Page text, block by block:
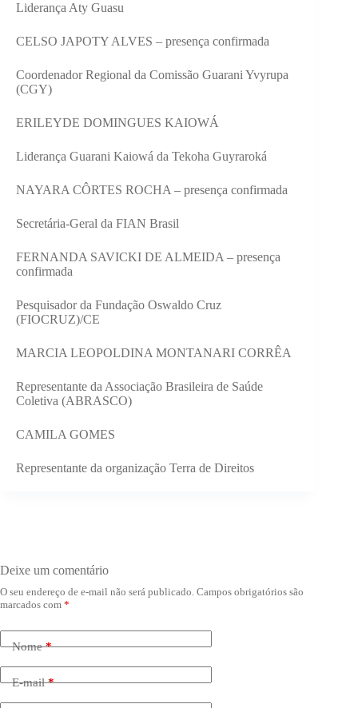
Liderança Aty Guasu
CELSO JAPOTY ALVES – presença confirmada
Coordenador Regional da Comissão Guarani Yvyrupa
(CGY)
ERILEYDE DOMINGUES KAIOWÁ
Liderança Guarani Kaiowá da Tekoha Guyraroká
NAYARA CÔRTES ROCHA – presença confirmada
Secretária-Geral da FIAN Brasil
FERNANDA SAVICKI DE ALMEIDA – presença
confirmada
Pesquisador da Fundação Oswaldo Cruz
(FIOCRUZ)/CE
MARCIA LEOPOLDINA MONTANARI CORRÊA
Representante da Associação Brasileira de Saúde
Coletiva (ABRASCO)
CAMILA GOMES
Representante da organização Terra de Direitos
Deixe um comentário
O seu endereço de e-mail não será publicado. Campos obrigatórios são
marcados com *
Nome*
E-mail*